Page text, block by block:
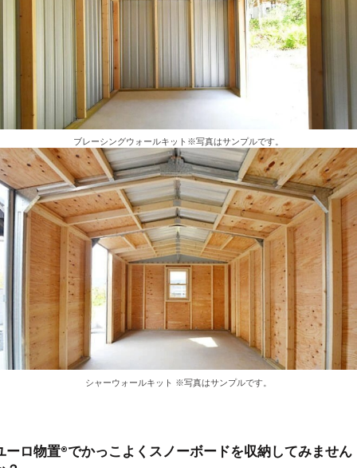
ブレーシングウォールキット※写真はサンプルです。
シャーウォールキット ※写真はサンプルです。
ーロ物置®︎でかっこよく スノーボードを収納してみません